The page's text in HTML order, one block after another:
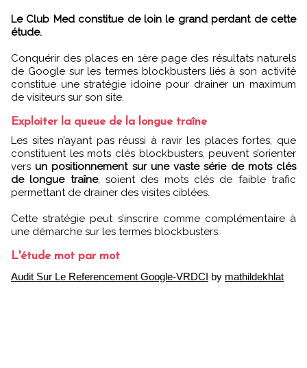
Le Club Med constitue de loin le grand perdant de cette
étude.
Conquérir des places en 1ère page des résultats naturels
de Google sur les termes blockbusters liés à son activité
constitue une stratégie idoine pour drainer un maximum
de visiteurs sur son site.
Exploiter la queue de la longue traîne
Les sites n’ayant pas réussi à ravir les places fortes, que
constituent les mots clés blockbusters, peuvent s’orienter
versun positionnement sur une vaste série de mots clés
de longue traîne, soient des mots clés de faible trafic
permettant de drainer des visites ciblées.
Cette stratégie peut s’inscrire comme complémentaire à
une démarche sur les termes blockbusters.
L'étude mot par mot
Audit Sur Le Referencement Google-VRDCI by mathildekhlat